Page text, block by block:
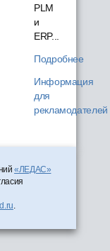
PLM
и
ERP...
Подробнее
Информация
для
рекламодателей
«ЛЕДАС»
.